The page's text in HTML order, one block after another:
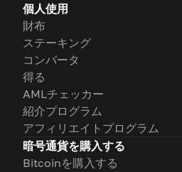
個人使用
財布
ステーキング
コンバータ
得る
AMLチェッカー
紹介プログラム
アフィリエイトプログラム
暗号通貨を購入する
Bitcoinを購入する